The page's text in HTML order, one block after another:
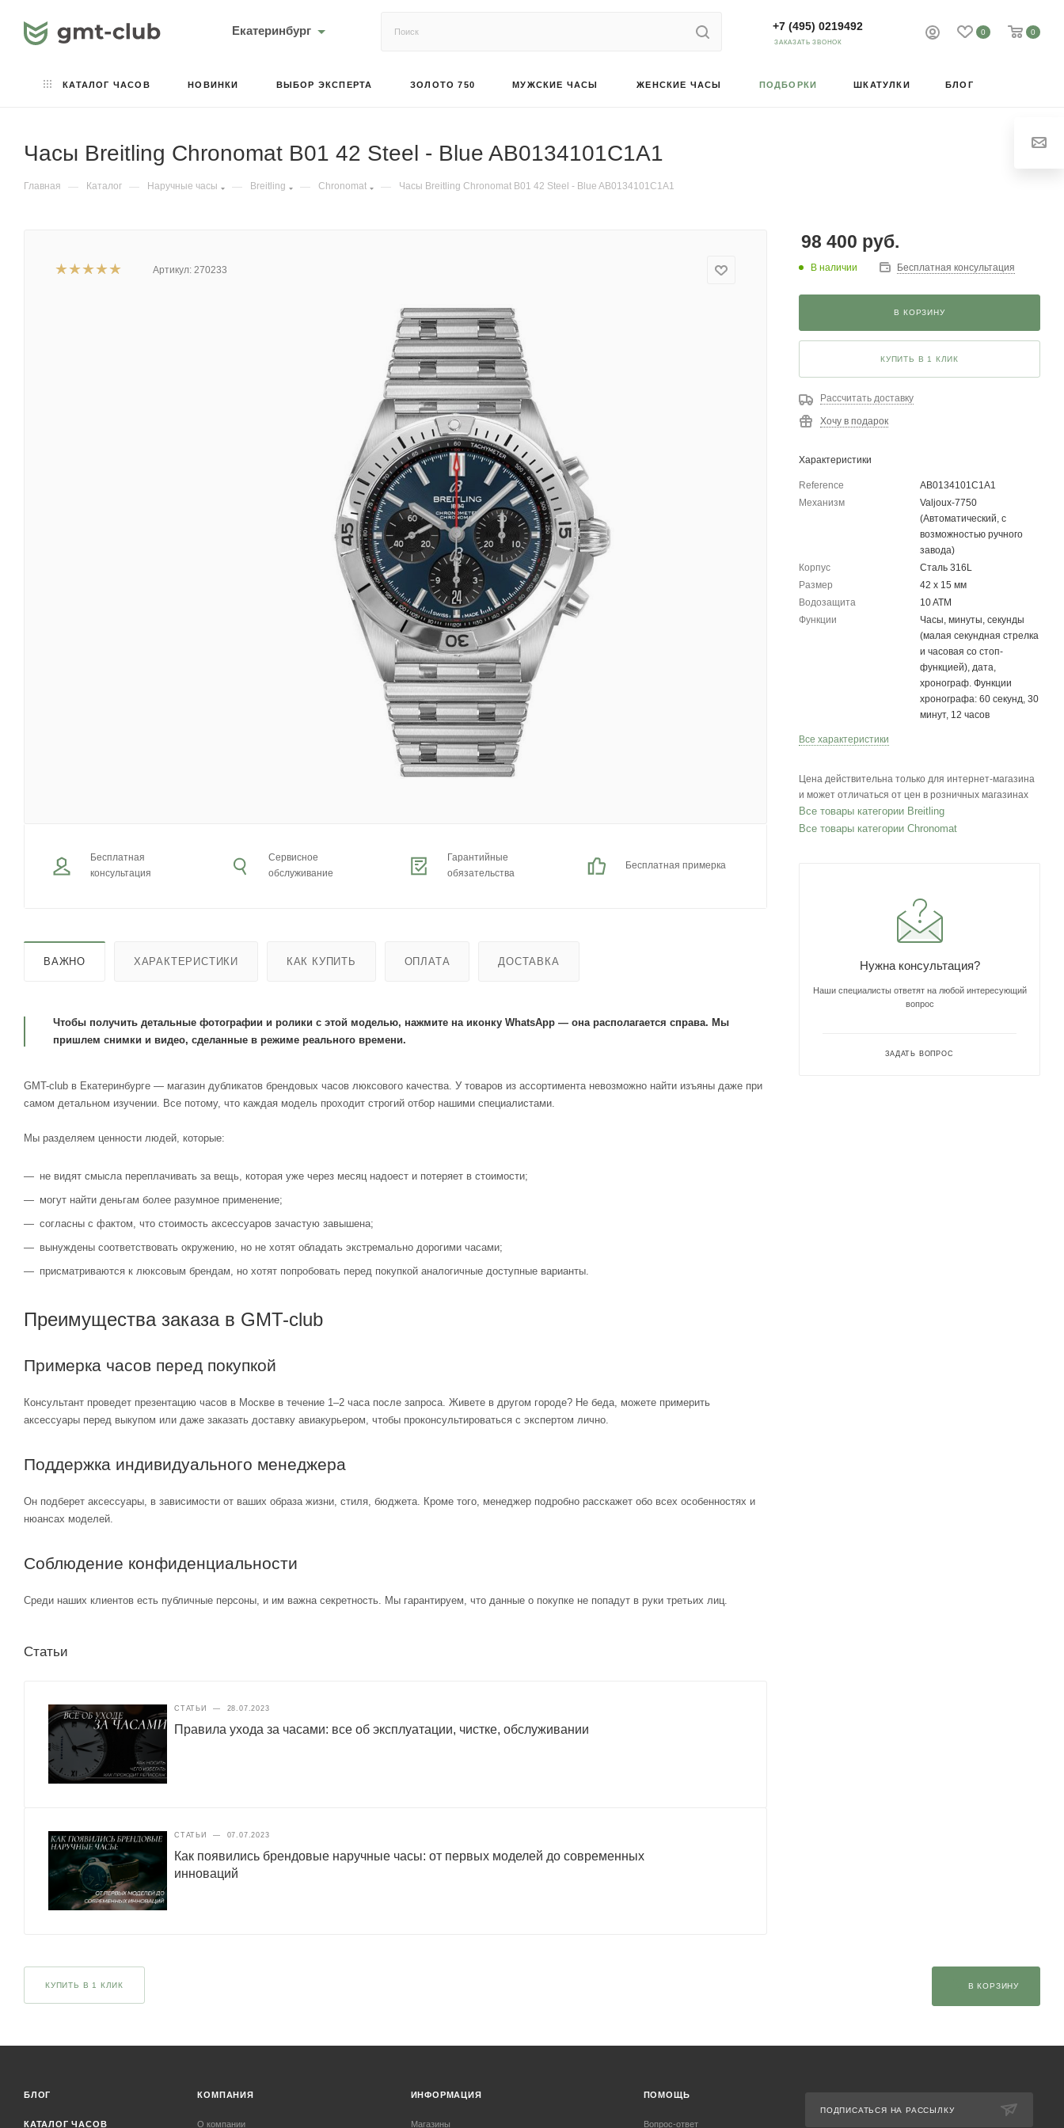
Екатеринбург 0 0
+7 (495) 0219492
ЗАКАЗАТЬ ЗВОНОК
КАТАЛОГ ЧАСОВ НОВИНКИ ВЫБОР ЭКСПЕРТА ЗОЛОТО 750 МУЖСКИЕ ЧАСЫ ЖЕНСКИЕ ЧАСЫ ПОДБОРКИ ШКАТУЛКИ БЛОГ
Часы Breitling Chronomat B01 42 Steel - Blue AB0134101C1A1
Главная — Каталог — Наручные часы — Breitling — Chronomat — Часы Breitling Chronomat B01 42 Steel - Blue AB0134101C1A1
Артикул: 270233
Бесплатная
консультация
Сервисное
обслуживание
Гарантийные
обязательства
Бесплатная примерка
ВАЖНО ХАРАКТЕРИСТИКИ КАК КУПИТЬ ОПЛАТА ДОСТАВКА
Чтобы получить детальные фотографии и ролики с этой моделью, нажмите на иконку WhatsApp — она располагается справа. Мы
пришлем снимки и видео, сделанные в режиме реального времени.
GMT-club в Екатеринбурге — магазин дубликатов брендовых часов люксового качества. У товаров из ассортимента невозможно найти изъяны даже при
самом детальном изучении. Все потому, что каждая модель проходит строгий отбор нашими специалистами.
Мы разделяем ценности людей, которые:
не видят смысла переплачивать за вещь, которая уже через месяц надоест и потеряет в стоимости;
могут найти деньгам более разумное применение;
согласны с фактом, что стоимость аксессуаров зачастую завышена;
вынуждены соответствовать окружению, но не хотят обладать экстремально дорогими часами;
присматриваются к люксовым брендам, но хотят попробовать перед покупкой аналогичные доступные варианты.
Преимущества заказа в GMT-club
Примерка часов перед покупкой
Консультант проведет презентацию часов в Москве в течение 1–2 часа после запроса. Живете в другом городе? Не беда, можете примерить
аксессуары перед выкупом или даже заказать доставку авиакурьером, чтобы проконсультироваться с экспертом лично.
Поддержка индивидуального менеджера
Он подберет аксессуары, в зависимости от ваших образа жизни, стиля, бюджета. Кроме того, менеджер подробно расскажет обо всех особенностях и
нюансах моделей.
Соблюдение конфиденциальности
Среди наших клиентов есть публичные персоны, и им важна секретность. Мы гарантируем, что данные о покупке не попадут в руки третьих лиц.
Статьи
СТАТЬИ — 28.07.2023
Правила ухода за часами: все об эксплуатации, чистке, обслуживании
СТАТЬИ — 07.07.2023
Как появились брендовые наручные часы: от первых моделей до современных
инноваций
98 400 руб.
В наличии Бесплатная консультация
В КОРЗИНУ
КУПИТЬ В 1 КЛИК
Рассчитать доставку
Хочу в подарок
Характеристики
Reference
AB0134101C1A1
Механизм
Valjoux-7750
(Автоматический, с
возможностью ручного
завода)
Корпус
Сталь 316L
Размер
42 х 15 мм
Водозащита
10 ATM
Функции
Часы, минуты, секунды
(малая секундная стрелка
и часовая со стоп-
функцией), дата,
хронограф. Функции
хронографа: 60 секунд, 30
минут, 12 часов
Все характеристики
Цена действительна только для интернет-магазина
и может отличаться от цен в розничных магазинах
Все товары категории Breitling
Все товары категории Chronomat
Нужна консультация?
Наши специалисты ответят на любой интересующий
вопрос
ЗАДАТЬ ВОПРОС
КУПИТЬ В 1 КЛИК В КОРЗИНУ
БЛОГ
КАТАЛОГ ЧАСОВ
КОМПАНИЯ
О компании
ИНФОРМАЦИЯ
Магазины
ПОМОЩЬ
Вопрос-ответ
ПОДПИСАТЬСЯ НА РАССЫЛКУ